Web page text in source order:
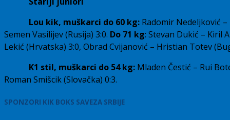
Lou kik, muškarci do 60 kg: Radomir Nedeljković
Semen Vasilijev (Rusija) 3:0. Do 71 kg: Stevan Dukić – Kiril
Lekić (Hrvatska) 3:0, Obrad Cvijanović – Hristian Totev
K1 stil, muškarci do 54 kg: Mladen Čestić – Rui
Roman Smišcik (Slovačka) 0:3.
SPONZORI KIK BOKS SAVEZA SRBIJE